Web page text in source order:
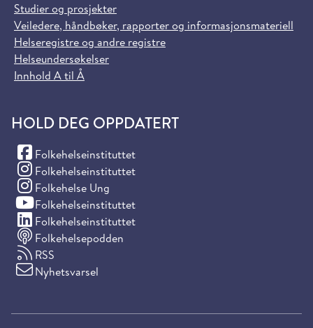
Studier og prosjekter
Veiledere, håndbøker, rapporter og informasjonsmateriell
Helseregistre og andre registre
Helseundersøkelser
Innhold A til Å
HOLD DEG OPPDATERT
Folkehelseinstituttet
(Facebook)
Folkehelseinstituttet
(Instagram)
Folkehelse Ung
(Instagram)
Folkehelseinstituttet
(YouTube)
Folkehelseinstituttet
(LinkedIn)
Folkehelsepodden
RSS
Nyhetsvarsel